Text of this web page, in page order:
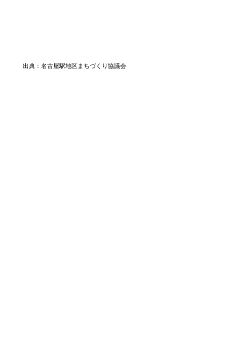
出典：名古屋駅地区まちづくり協議会